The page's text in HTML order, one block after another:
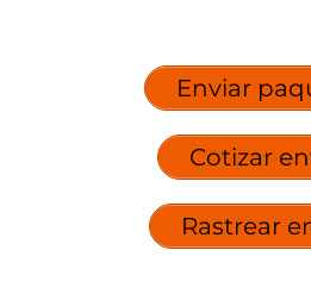
Enviar
Cotizar
Rastrear